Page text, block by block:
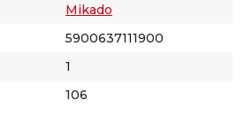
Mikado
5900637111900
1
106